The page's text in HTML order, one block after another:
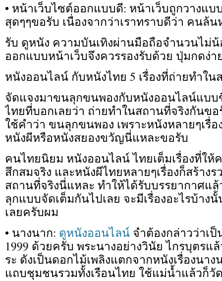
• หน้าเว็บไซต์ออกแบบดี: หน้าเว็บถูกวางแบ
สุดๆๆขอรับ เนื่องจากว่าเราทราบดีว่า คนล้
รับ ดูหนัง ความบันเทิงผ่านมือถือจำนวนไม่น้
ออกแบบหน้าเว็บจึงควรรองรับด้วย ปุ่มกดง่
หนังออนไลน์ กับหนังไทย 5 เรื่องที่ถ่ายทำใน
จัดแจงมาขนลุกขนพองกับหนังออนไลน์แบบ
ไทยที่บอกเลยว่า ถ่ายทำในสถานที่จริงกันข
ใช้คำว่า ขนลุกขนพอง เพราะหนังหลายๆเรื่
หนังผีหรือหนังสยองขวัญนี่แหละขอรับ
คนไทยนิยม หนังออนไลน์ ไทยเต็มเรื่องที่ให้
สึกสมจริง และหนังผีไทยหลายๆเรื่องก็สร้าง
สถานที่จริงนี่แหละ ทำให้ได้รับบรรยากาศแ
ลุกแบบจัดเต็มกันไปเลย จะมีเรื่องอะไรบ้าง
เลยครับผม
• นางนาก: ดูหนังออนไลน์ จำต้องกล่าวว่าเ
1999 ด้วยครับ พระนางอย่างวินัย ไกรบุตรแ
ระ ดังเป็นดอกไม้เพลิงแตกจากหนังเรื่องนา
แถบชุมชนรวมทั้งเรือนไทย ใช้แม่น้ำแล้วก็วั